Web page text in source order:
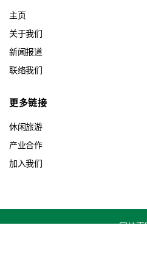
主页
关于我们
新闻报道
联络我们
更多链接
休闲旅游
产业合作
加入我们
网站声